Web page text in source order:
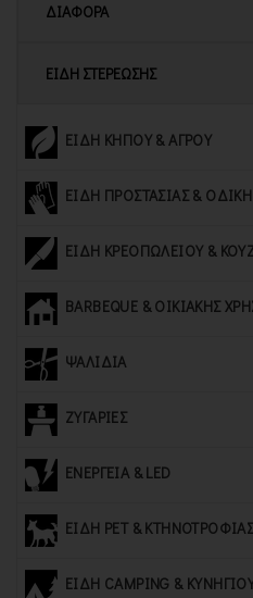
ΔΙΑΦΟΡΑ
ΕΙΔΗ ΣΤΕΡΕΩΣΗΣ
ΕΙΔΗ ΚΗΠΟΥ & ΑΓΡΟΥ
ΕΙΔΗ ΠΡΟΣΤΑΣΙΑΣ &
ΕΙΔΗ ΚΡΕΟΠΩΛΕΙΟΥ &
BARBEQUE & ΟΙΚΙΑΚΗΣ
ΨΑΛΙΔΙΑ
ΖΥΓΑΡΙΕΣ
ΕΝΕΡΓΕΙΑ & LED
ΕΙΔΗ PET & ΚΤΗΝΟΤΡΟΦΙΑΣ
ΕΙΔΗ CAMPING &